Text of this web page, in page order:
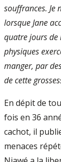
souffrances. Je
lorsque Jane
quatre jours de
physiques
manger, par
de cette
En dépit de
fois en 36
cachot, il
menaces